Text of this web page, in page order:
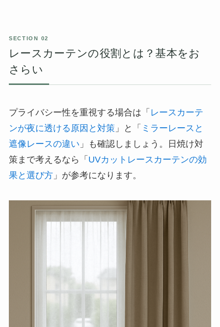
レースカーテンの役割とは？基本をお
さらい
プライバシー性を重視する場合は「 レースカーテ
ンが夜に透ける原因と対策」と「 ミラーレースと
遮像レースの違い 」も確認しましょう。日焼け対
策まで考えるなら「 UVカットレースカーテンの効
果と選び方」が参考になります。